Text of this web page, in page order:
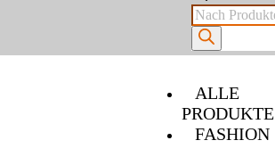
ALLE
PRODUKTE
FASHION